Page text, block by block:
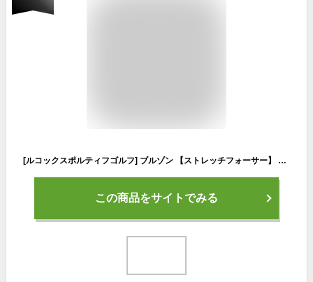
[ルコックスポルティフゴルフ] ブルゾン 【ストレッチフォーサー】 プルオーバー 伸縮性 はっ水 防風 小雨対応 ゴルフ QGMWJK02 メンズ NV00(ネイビー) 3L
この商品をサイトでみる